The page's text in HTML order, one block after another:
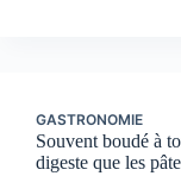
GASTRONOMIE
Souvent boudé à
digeste que les